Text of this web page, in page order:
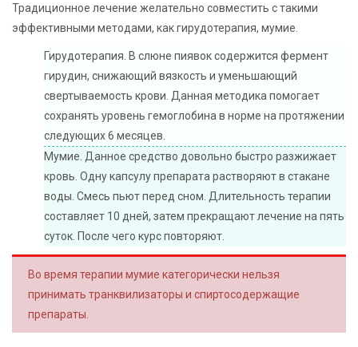
Традиционное лечение желательно совместить с такими
эффективными методами, как гирудотерапия, мумие.
Гирудотерапия. В слюне пиявок содержится фермент
гирудин, снижающий вязкость и уменьшающий
свертываемость крови. Данная методика помогает
сохранять уровень гемоглобина в норме на протяжении
следующих 6 месяцев.
Мумие. Данное средство довольно быстро разжижает
кровь. Одну капсулу препарата растворяют в стакане
воды. Смесь пьют перед сном. Длительность терапии
составляет 10 дней, затем прекращают лечение на пять
суток. После чего курс повторяют.
Во время терапии мумие категорически нельзя
принимать транквилизаторы и спиртосодержащие
препараты.